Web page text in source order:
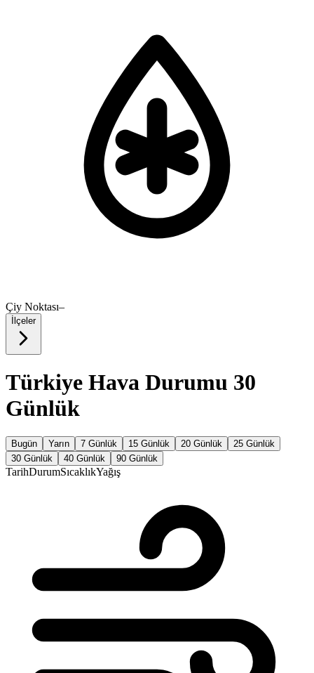
Çiy Noktası–
İlçeler
Türkiye Hava Durumu 30
Günlük
Bugün Yarın 7 Günlük 15 Günlük 20 Günlük
25 Günlük
30 Günlük
40 Günlük 90 Günlük
TarihDurumSıcaklıkYağış